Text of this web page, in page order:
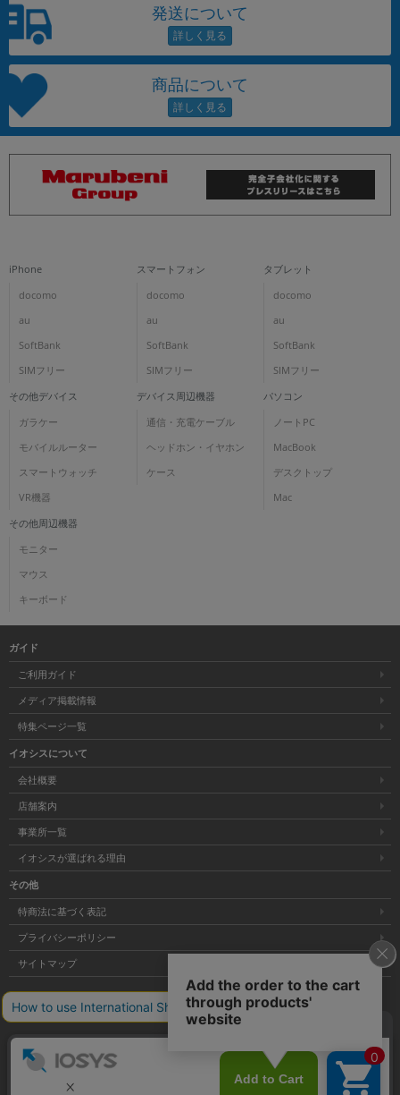
発送について
商品について
iPhone
docomo
au
SoftBank
SIMフリー
スマートフォン
docomo
au
SoftBank
SIMフリー
タブレット
docomo
au
SoftBank
SIMフリー
その他デバイス
ガラケー
モバイルルーター
スマートウォッチ
VR機器
デバイス周辺機器
通信・充電ケーブル
ヘッドホン・イヤホン
ケース
パソコン
ノートPC
MacBook
デスクトップ
Mac
その他周辺機器
モニター
マウス
キーボード
ガイド
ご利用ガイド
メディア掲載情報
特集ページ一覧
イオシスについて
会社概要
店舗案内
事業所一覧
イオシスが選ばれる理由
その他
特商法に基づく表記
プライバシーポリシー
サイトマップ
大阪府公安委員会発行 古物商許可証 第621121002176号
Copyright © 株式会社イオシス All Rights Reserved.